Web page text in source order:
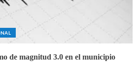
de magnitud 3.0 en el municipio